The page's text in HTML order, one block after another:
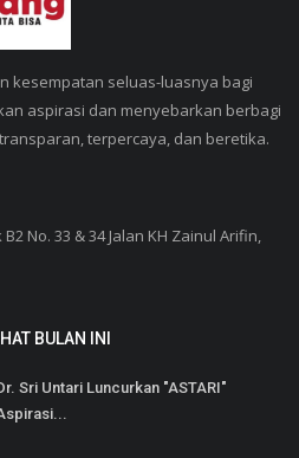
kesempatan seluas-luasnya bagi
aspirasi dan menyebarkan berbagi
terpercaya, dan beretika.
No. 33 & 34 Jalan KH Zainul Arifin,
BULAN INI
Sri Untari Luncurkan "ASTARI"